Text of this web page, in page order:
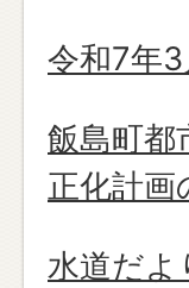
令和7年
飯島町都
正化計画
水道だよ